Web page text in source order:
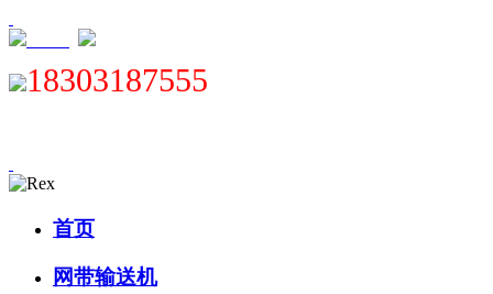
18303187555
首页
网带输送机